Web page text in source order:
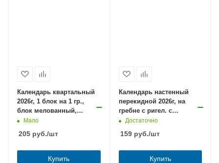
Календарь квартальный
2026г, 1 блок на 1 гр.,
блок мелованный,
Удивительный пейзаж, с
Мало
205 руб./шт
Купить
Календарь настенный
перекидной 2026г, на
гребне с ригел. с
НАКЛЕЙКАМИ, мини,блок
Достаточно
159руб./шт
Купить